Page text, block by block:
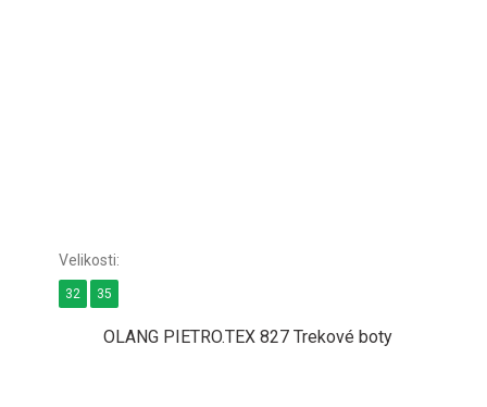
OLANG PIETRO.TEX 827 Trekové boty
32 35